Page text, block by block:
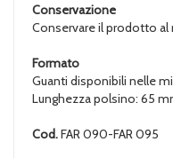
Conservazione
Conservare il prodotto al
Formato
Guanti disponibili nelle
Lunghezza polsino: 65
Cod.FAR 090-FAR 095